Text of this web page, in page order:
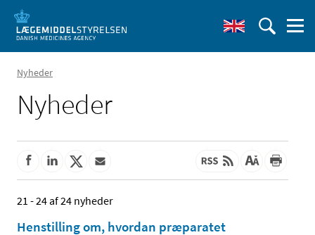
Nyheder
Nyheder
21 - 24 af 24 nyheder
Henstilling om, hvordan præparatet